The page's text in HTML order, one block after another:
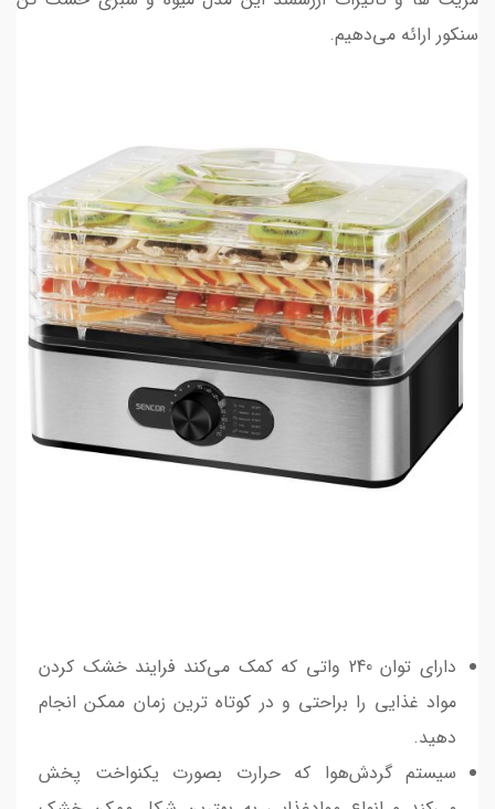
سنکور ارائه می‌دهیم.
دارای توان 240 واتی که کمک می‌کند فرایند خشک کردن
مواد غذایی را براحتی و در کوتاه ترین زمان ممکن انجام
دهید.
سیستم گردش‌هوا که حرارت بصورت یکنواخت پخش